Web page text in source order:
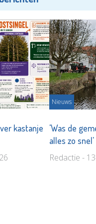
kastanje
Nieuws
'Was de
alles zo snel'
Redactie -